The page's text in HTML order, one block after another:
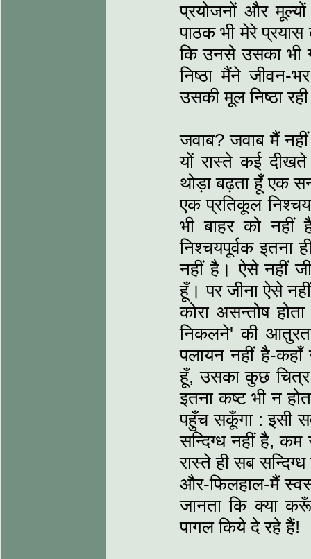
प्रयोजनों और
पाठक भी मेरे प्रयास
कि उनसे उसका भी
निष्ठा मैंने जीवन-
उसकी मूल निष्ठा
जवाब? जवाब मैं
यों रास्ते कई
थोड़ा बढ़ता हूँ एक
एक प्रतिकूल निश्चय
भी बाहर को
निश्चयपूर्वक इतना
नहीं है। ऐसे नहीं
हूँ। पर जीना ऐसे
कोरा असन्तोष
निकलने' की
पलायन नहीं है-कहाँ
हूँ, उसका कुछ चित्र
इतना कष्ट भी न
पहुँच सकूँगा : इसी
सन्दिग्ध नहीं है, कम
रास्ते ही सब
और-फिलहाल-मैं
जानता कि क्या
पागल किये दे रहे हैं!